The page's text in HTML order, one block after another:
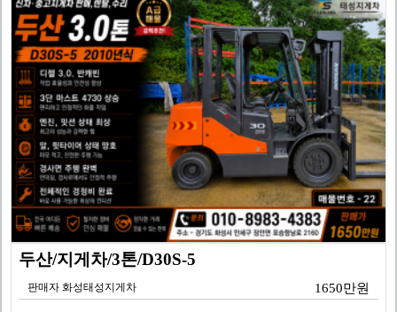
두산/지게차/3톤/D30S-5
판매자 화성태성지게차 1650만원